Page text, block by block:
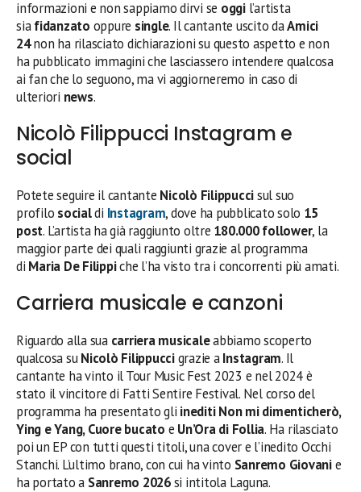
informazioni e non sappiamo dirvi se oggi l’artista
siafidanzato oppure single. Il cantante uscito daAmici
24non ha rilasciato dichiarazioni su questo aspetto e non
ha pubblicato immagini che lasciassero intendere qualcosa
ai fan che lo seguono, ma vi aggiorneremo in caso di
ulteriori news.
Nicolò Filippucci Instagram e
social
Potete seguire il cantante Nicolò Filippuccisul suo
profilo socialdi Instagram, dove ha pubblicato solo 15
post. L’artista ha già raggiunto oltre 180.000 follower, la
maggior parte dei quali raggiunti grazie al programma
di Maria De Filippiche l’ha visto tra i concorrenti più amati.
Carriera musicale e canzoni
Riguardo alla sua carriera musicaleabbiamo scoperto
qualcosa suNicolò Filippuccigrazie aInstagram. Il
cantante ha vinto il Tour Music Fest 2023 e nel 2024 è
stato il vincitore di Fatti Sentire Festival. Nel corso del
programma ha presentato gli inediti Non mi dimenticherò,
Ying e Yang, Cuore bucato e Un’Ora di Follia. Ha rilasciato
poi un EP con tutti questi titoli, una cover e l’inedito Occhi
Stanchi. L’ultimo brano, con cui ha vinto Sanremo Giovanie
ha portato a Sanremo 2026si intitola Laguna.